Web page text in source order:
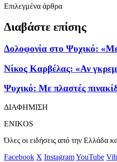
Επιλεγμένα άρθρα
Διαβάστε επίσης
Δολοφονία στο Ψυχικό:
Νίκος Καρβέλας: «Αν
Ψυχικό: Με πλαστές
ΔΙΑΦΗΜΙΣΗ
ENIKOS
Όλες οι ειδήσεις από την Ελλάδα
Facebook X InstagramYouTube